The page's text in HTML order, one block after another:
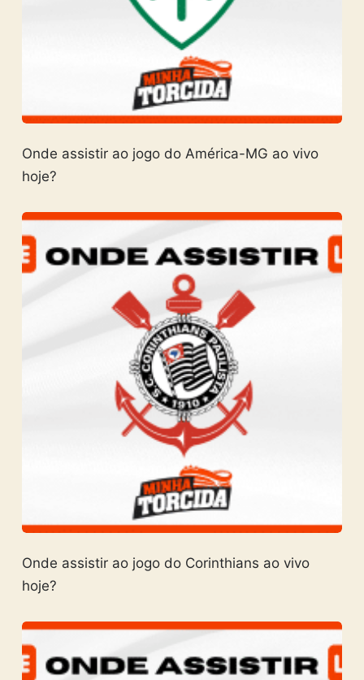
Onde assistir ao jogo do América-MG ao vivo
hoje?
Onde assistir ao jogo do Corinthians ao vivo
hoje?